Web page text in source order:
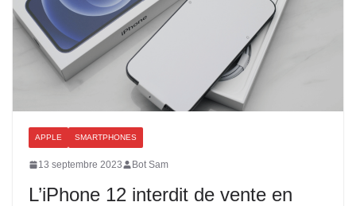
APPLE SMARTPHONES
13 septembre 2023 Bot Sam
L’iPhone 12 interdit de vente en